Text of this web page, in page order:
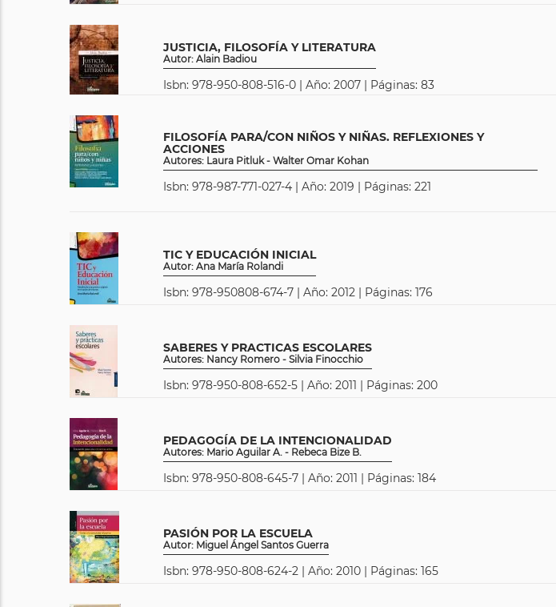
JUSTICIA, FILOSOFÍA Y LITERATURA
Autor: Alain Badiou
Isbn: 978-950-808-516-0 | Año: 2007 | Páginas: 83
FILOSOFÍA PARA/CON NIÑOS Y NIÑAS. REFLEXIONES Y
ACCIONES
Autores: Laura Pitluk - Walter Omar Kohan
Isbn: 978-987-771-027-4 | Año: 2019 | Páginas: 221
TIC Y EDUCACIÓN INICIAL
Autor: Ana María Rolandi
Isbn: 978-950808-674-7 | Año: 2012 | Páginas: 176
SABERES Y PRACTICAS ESCOLARES
Autores: Nancy Romero - Silvia Finocchio
Isbn: 978-950-808-652-5 | Año: 2011 | Páginas: 200
PEDAGOGÍA DE LA INTENCIONALIDAD
Autores: Mario Aguilar A. - Rebeca Bize B.
Isbn: 978-950-808-645-7 | Año: 2011 | Páginas: 184
PASIÓN POR LA ESCUELA
Autor: Miguel Ángel Santos Guerra
Isbn: 978-950-808-624-2 | Año: 2010 | Páginas: 165